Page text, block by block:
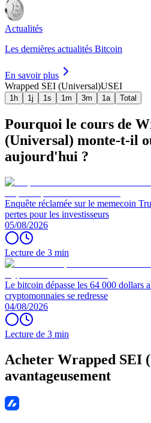
Actualités
Les dernières actualités Bitcoin
En savoir plus
Wrapped SEI (Universal)USEI
1h 1j 1s 1m 3m 1a Total
Pourquoi le cours de
(Universal) monte-t-il
aujourd'hui ?
Enquête réclamée sur le memecoin
pertes pour les investisseurs
05/08/2026
Lecture de 3 min
Le bitcoin dépasse les 64 000 dollars
cryptomonnaies se redresse
04/08/2026
Lecture de 3 min
Acheter Wrapped SEI
avantageusement